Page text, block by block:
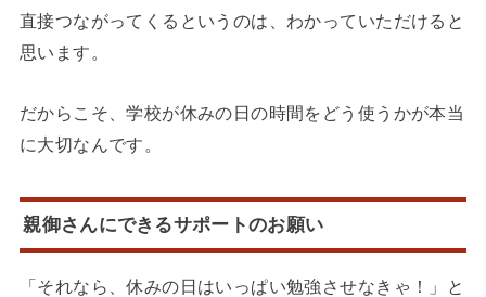
直接つながってくるというのは、わかっていただけると
思います。
だからこそ、学校が休みの日の時間をどう使うかが本当
に大切なんです。
親御さんにできるサポートのお願い
「それなら、休みの日はいっぱい勉強させなきゃ！」と